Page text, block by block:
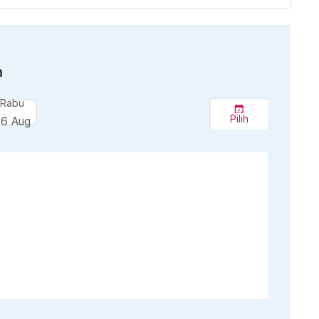
Rabu
Aug Pilih